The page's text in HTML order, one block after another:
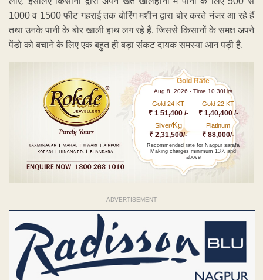
1000 व 1500 फीट गहराई तक बोरिंग मशीन द्वारा बोर करते नंजर आ रहे हैं
तथा उनके पानी के बोर खाली हाथ लग रहे हैं. जिससे किसानों के समक्ष अपने
पेंडो को बचाने के लिए एक बहुत ही बड़ा संकट दायक समस्या आन पड़ी है.
Gold Rate
Aug 8 ,2026 - Time 10.30Hrs
Gold 24 KT
₹ 1 51,400 /-
Gold 22 KT
₹ 1,40,400 /-
Silver/Kg
₹ 2,31,500/-
Platinum
₹ 88,000/-
Recommended rate for Nagpur sarafa
Making charges minimum 13% and
above
ADVERTISEMENT